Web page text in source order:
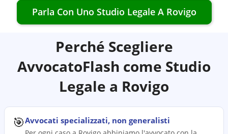
Parla Con Uno Studio Legale A Rovigo
Perché Scegliere
AvvocatoFlash come Studio
Legale a Rovigo
🎯Avvocati specializzati, non generalisti